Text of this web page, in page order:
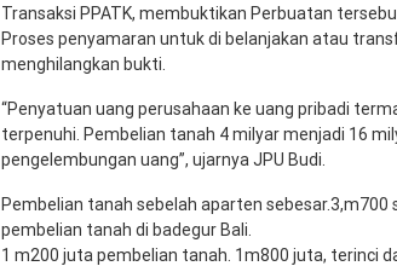
Transaksi PPATK, membuktikan Perbuatan
Proses penyamaran untuk di belanjakan atau
menghilangkan bukti.
“Penyatuan uang perusahaan ke uang pribadi
terpenuhi. Pembelian tanah 4 milyar menjadi 16
pengelembungan uang”, ujarnya JPU Budi.
Pembelian tanah sebelah aparten
pembelian tanah di badegur Bali.
1 m200 juta pembelian tanah. 1m800 juta, terinci